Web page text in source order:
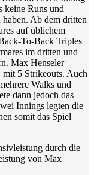
keine Runs und
Ab dem dritten
auf üblichem
To-Back Triples
im dritten und
Max Henseler
5 Strikeouts. Auch
Walks und
dann jedoch das
Innings legten die
somit das Spiel
durch die
von Max